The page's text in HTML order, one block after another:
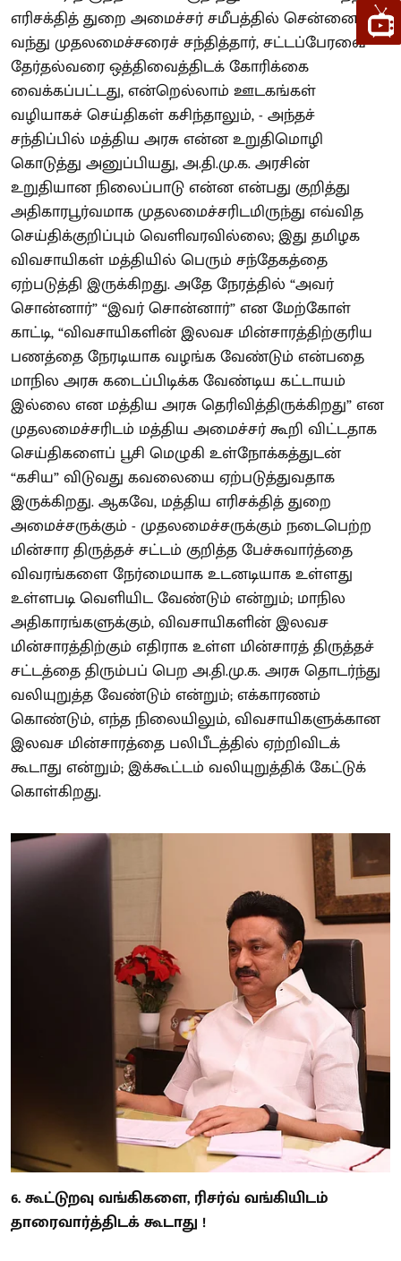
எரிசக்தித் துறை அமைச்சர் சமீபத்தில் சென்னை
வந்து முதலமைச்சரைச் சந்தித்தார், சட்டப்பேரவை
தேர்தல்வரை ஒத்திவைத்திடக் கோரிக்கை
வைக்கப்பட்டது, என்றெல்லாம் ஊடகங்கள்
வழியாகச் செய்திகள் கசிந்தாலும், - அந்தச்
சந்திப்பில் மத்திய அரசு என்ன உறுதிமொழி
கொடுத்து அனுப்பியது, அ.தி.மு.க. அரசின்
உறுதியான நிலைப்பாடு என்ன என்பது குறித்து
அதிகாரபூர்வமாக முதலமைச்சரிடமிருந்து எவ்வித
செய்திக்குறிப்பும் வெளிவரவில்லை; இது தமிழக
விவசாயிகள் மத்தியில் பெரும் சந்தேகத்தை
ஏற்படுத்தி இருக்கிறது. அதே நேரத்தில் “அவர்
சொன்னார்” “இவர் சொன்னார்” என மேற்கோள்
காட்டி, “விவசாயிகளின் இலவச மின்சாரத்திற்குரிய
பணத்தை நேரடியாக வழங்க வேண்டும் என்பதை
மாநில அரசு கடைப்பிடிக்க வேண்டிய கட்டாயம்
இல்லை என மத்திய அரசு தெரிவித்திருக்கிறது” என
முதலமைச்சரிடம் மத்திய அமைச்சர் கூறி விட்டதாக
செய்திகளைப் பூசி மெழுகி உள்நோக்கத்துடன்
“கசிய” விடுவது கவலையை ஏற்படுத்துவதாக
இருக்கிறது. ஆகவே, மத்திய எரிசக்தித் துறை
அமைச்சருக்கும் - முதலமைச்சருக்கும் நடைபெற்ற
மின்சார திருத்தச் சட்டம் குறித்த பேச்சுவார்த்தை
விவரங்களை நேர்மையாக உடனடியாக உள்ளது
உள்ளபடி வெளியிட வேண்டும் என்றும்; மாநில
அதிகாரங்களுக்கும், விவசாயிகளின் இலவச
மின்சாரத்திற்கும் எதிராக உள்ள மின்சாரத் திருத்தச்
சட்டத்தை திரும்பப் பெற அ.தி.மு.க. அரசு தொடர்ந்து
வலியுறுத்த வேண்டும் என்றும்; எக்காரணம்
கொண்டும், எந்த நிலையிலும், விவசாயிகளுக்கான
இலவச மின்சாரத்தை பலிபீடத்தில் ஏற்றிவிடக்
கூடாது என்றும்; இக்கூட்டம் வலியுறுத்திக் கேட்டுக்
கொள்கிறது.
6. கூட்டுறவு வங்கிகளை, ரிசர்வ் வங்கியிடம்
தாரைவார்த்திடக் கூடாது !